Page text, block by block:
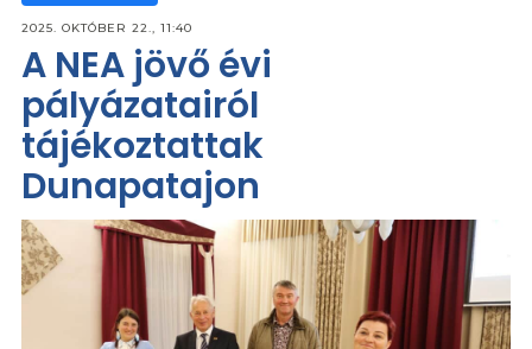
2025. OKTÓBER 22., 11:40
A NEA jövő évi
pályázatairól
tájékoztattak
Dunapatajon